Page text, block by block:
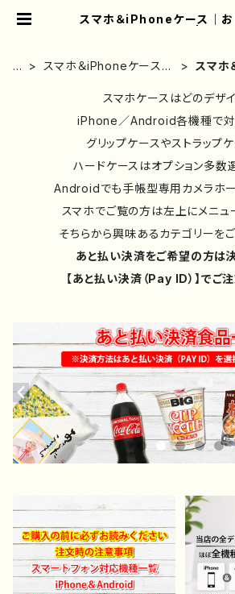
スマホ＆iPhoneケース｜お
ラストレーター/グッズ/人
通販｜雑貨屋アリう
ホ
スマホ＆iPhoneケース｜
スマホ
い
スマホケースはどのデザ
iPhone／Android各機種で
グリップケースやストラップケ
ハードケースはオプション多
Androidでも手帳型専用カメラホ
スマホでご覧の方は左上にメニュ
そちらから興味あるカテゴリーを
あと払い決済をご希望の方は
【あと払い決済（Pay ID）】でご注